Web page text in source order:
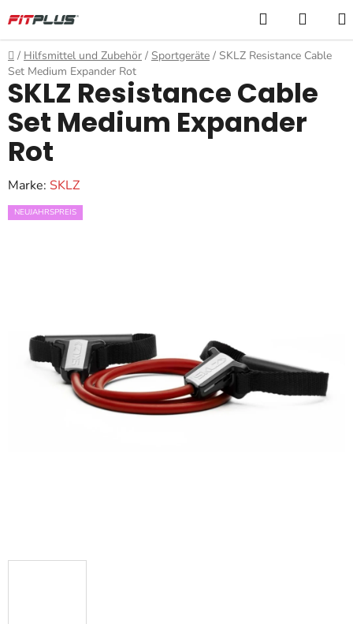
Inhalt
springen
Suchen
Startseite
/ Hilfsmittel und Zubehör / Sportgeräte / SKLZ Resistance Cable
Set Medium Expander Rot
SKLZ Resistance Cable
Set Medium Expander
Rot
Marke: SKLZ
NEUJAHRSPREIS